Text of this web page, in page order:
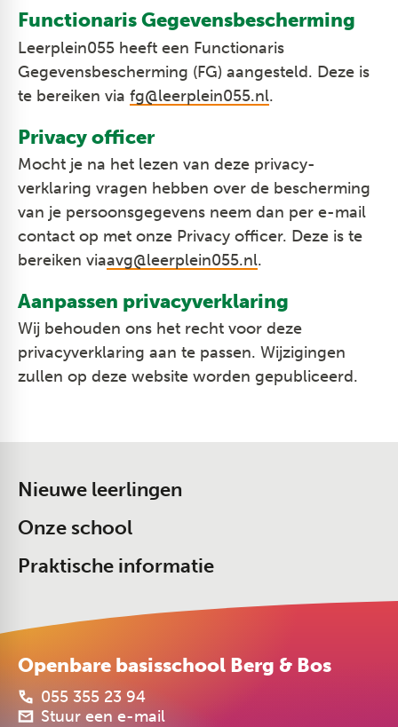
Functionaris Gegevensbescherming
Leerplein055 heeft een Functionaris
Gegevensbescherming (FG) aangesteld. Deze is
te bereiken via fg@leerplein055.nl.
Privacy officer
Mocht je na het lezen van deze privacy-
verklaring vragen hebben over de bescherming
van je persoonsgegevens neem dan per e-mail
contact op met onze Privacy officer. Deze is te
bereiken viaavg@leerplein055.nl.
Aanpassen privacyverklaring
Wij behouden ons het recht voor deze
privacyverklaring aan te passen. Wijzigingen
zullen op deze website worden gepubliceerd.
Nieuwe leerlingen
Onze school
Praktische informatie
Openbare basisschool Berg & Bos
055 355 23 94
Stuur een e-mail